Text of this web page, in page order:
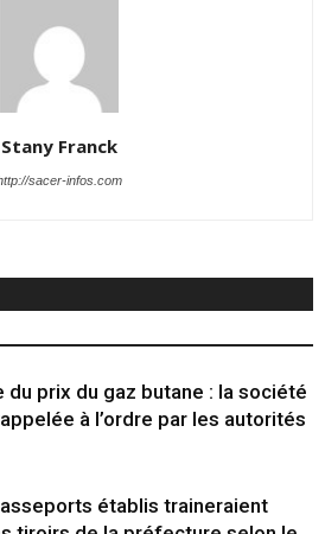
Stany Franck
sacer-infos.com
du prix du gaz butane : la société
à l’ordre par les autorités
établis traineraient